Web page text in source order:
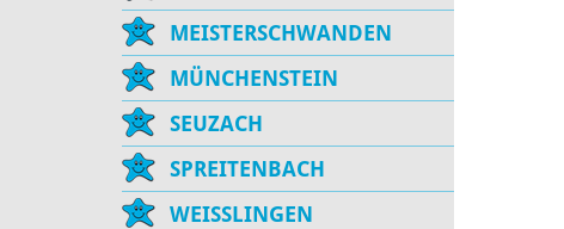
MEISTERSCHWANDEN
MÜNCHENSTEIN
SEUZACH
SPREITENBACH
WEISSLINGEN